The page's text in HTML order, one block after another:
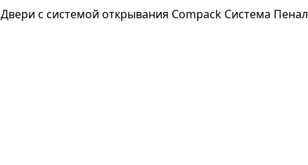
Двери с системой открывания Compack Система Пенал